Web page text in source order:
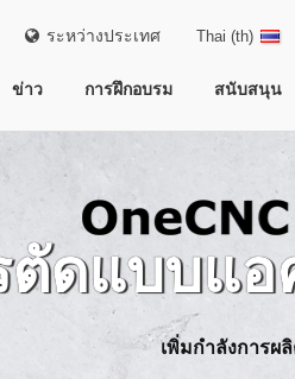
ระหว่างประเทศ Thai (th)
ข่าว การฝึกอบรม สนับสนุน
ตัดแบบแอ
เพิ่มกำลังการผลิต